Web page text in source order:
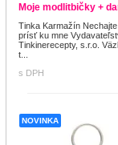
Moje modlitbičky +
Tinka Karmažín
prísť ku mne
Tinkinerecepty, s.r.o.
t...
s DPH
NOVINKA